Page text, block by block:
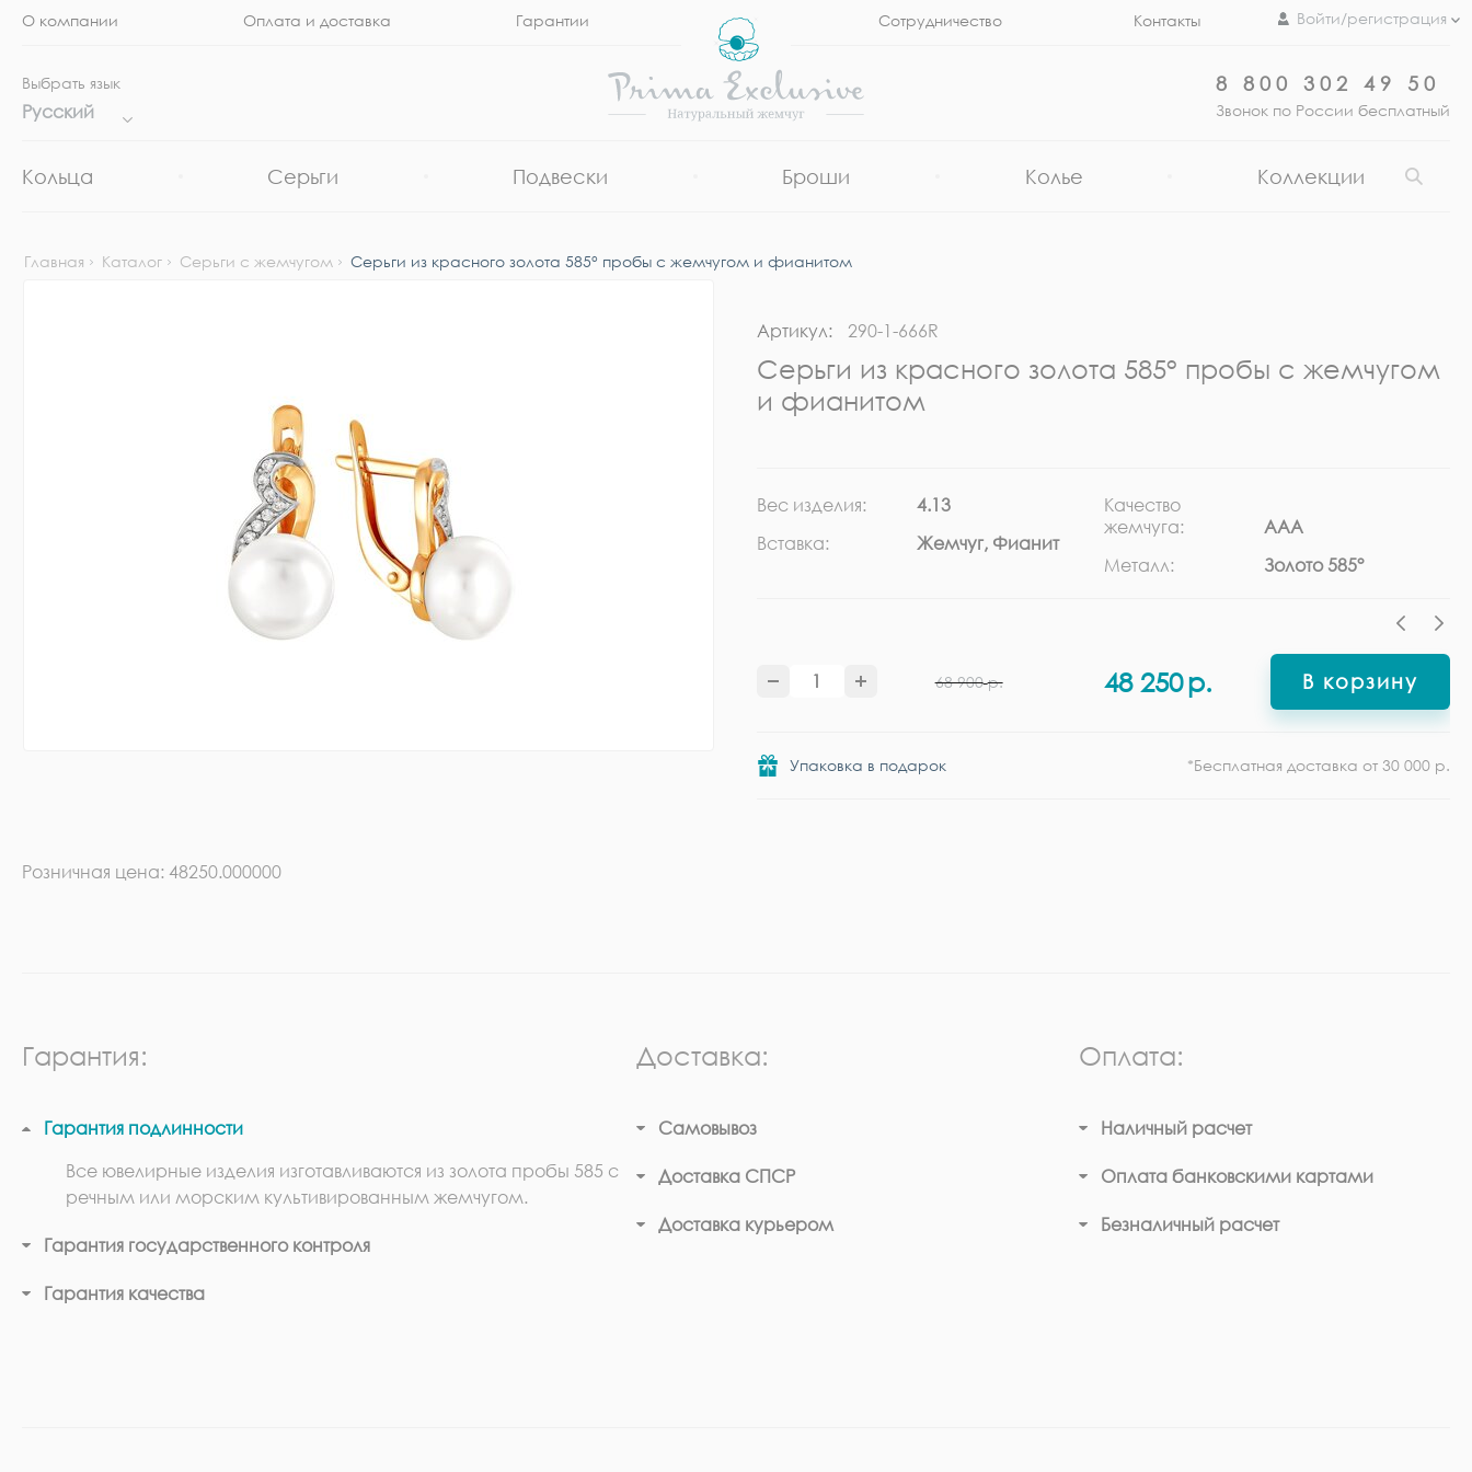
О компании Оплата и доставка Гарантии Сотрудничество Контакты Войти/регистрация
Выбрать язык
Русский
8 800 302 49 50
Звонок по России бесплатный
Кольца Серьги Подвески Броши Колье Коллекции
Главная Каталог Серьги с жемчугом Серьги из красного золота 585° пробы с жемчугом и фианитом
Артикул: 290-1-666R
Серьги из красного золота 585° пробы с жемчугом
и фианитом
Вес изделия:
4.13
Вставка:
Жемчуг, Фианит
Качество
жемчуга:
ААА
Металл:
Золото 585°
68 900 р. 48 250р. В корзину
Упаковка в подарок *Бесплатная доставка от 30 000 р.
Розничная цена: 48250.000000
Гарантия:
Гарантия подлинности
Все ювелирные изделия изготавливаются из золота пробы 585 с
речным или морским культивированным жемчугом.
Гарантия государственного контроля
Гарантия качества
Доставка:
Самовывоз
Доставка СПСР
Доставка курьером
Оплата:
Наличный расчет
Оплата банковскими картами
Безналичный расчет